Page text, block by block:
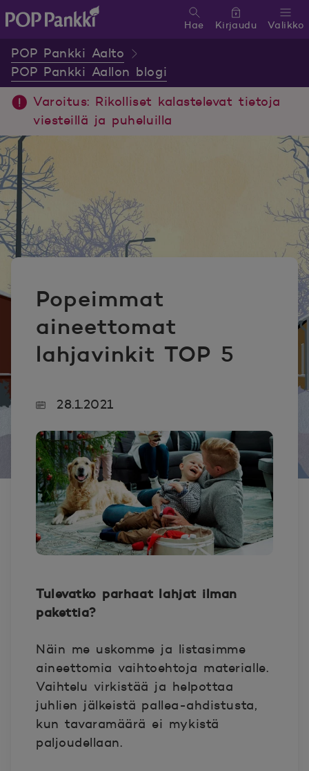
Valikko
Hae Kirjaudu
POP Pankki Aalto
POP Pankki Aallon blogi
Varoitus: Rikolliset kalastelevat tietoja
viesteillä ja puheluilla
Popeimmat
aineettomat
lahjavinkit TOP 5
28.1.2021
Tulevatko parhaat lahjat ilman
pakettia?
Näin me uskomme ja listasimme
aineettomia vaihtoehtoja materialle.
Vaihtelu virkistää ja helpottaa
juhlien jälkeistä pallea-ahdistusta,
kun tavaramäärä ei mykistä
paljoudellaan.